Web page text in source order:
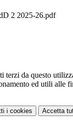
2 2025-26.pdf
terzi da questo
ed utili alle
i cookies Accetta